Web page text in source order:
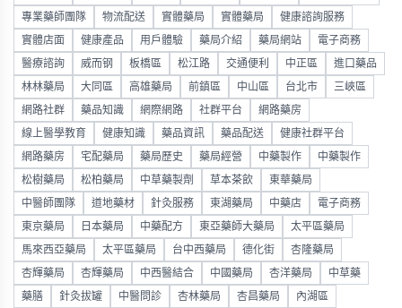
專業藥師團隊 物流配送 實體藥局 實體藥局 健康諮詢服務
實體店面 健康產品 用戶體驗 藥局介紹 藥局網站 電子商務
醫療諮詢 威而钢 板橋區 松江路 交通便利 中正區 進口藥品
林林藥局 大同區 高雄藥局 前鎮區 中山區 台北市 三峽區
網路社群 藥品知識 網際網路 社群平台 網路藥房
線上醫學教育 健康知識 藥品資訊 藥品配送 健康社群平台
網路藥房 宅配藥局 藥局歷史 藥局經營 中藥製作 中藥製作
松樹藥局 松柏藥局 中草藥製劑 草本茶飲 東華藥局
中醫師團隊 道地藥材 針灸服務 東湖藥局 中藥店 電子商務
東京藥局 日本藥局 中藥配方 東亞藥師大藥局 太平區藥局
馬來西亞藥局 太平區藥局 台中西藥局 德化街 杏隆藥局
杏輝藥局 杏輝藥局 中西醫結合 中國藥局 杏洋藥局 中草藥
藥膳 針灸拔罐 中醫問診 杏林藥局 杏昌藥局 內湖區